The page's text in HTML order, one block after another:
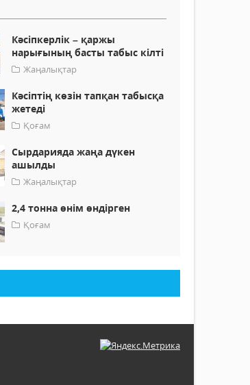
Кәсіпкерлік – қаржы
нарығының басты табыс кілті
Жаңалықтар
Кәсіптің көзін тапқан табысқа
жетеді
Қоғам
Сырдарияда жаңа дүкен
ашылды
Жаңалықтар
2,4 тонна өнім өндірген
Қоғам